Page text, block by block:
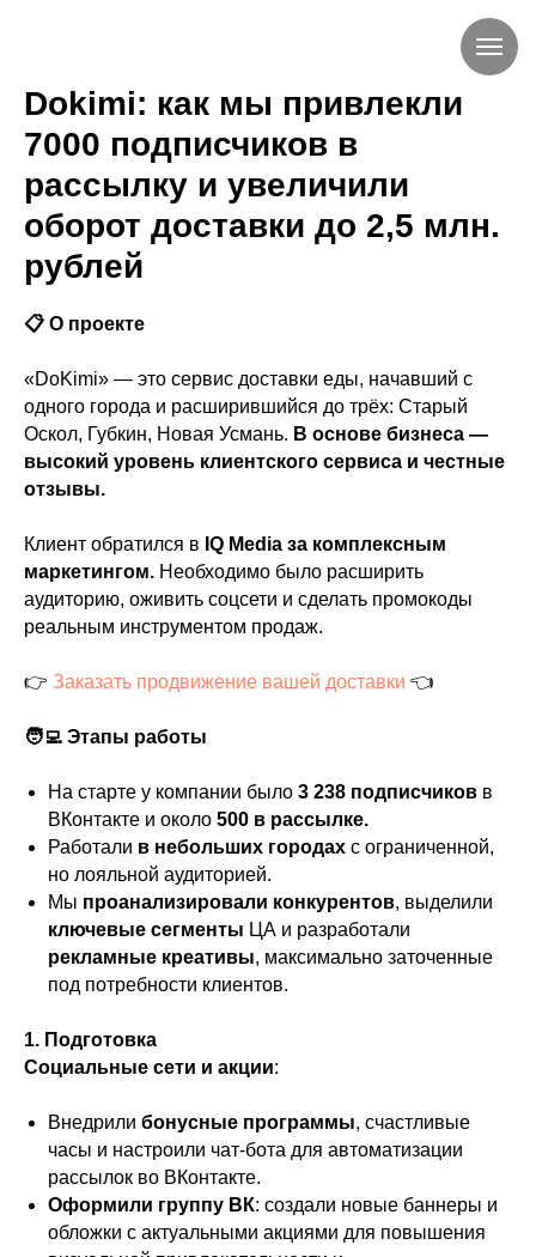
Dokimi: как мы привлекли
7000 подписчиков в
рассылку и увеличили
оборот доставки до 2,5 млн.
рублей
📋 О проекте
«DoKimi» — это сервис доставки еды, начавший с
одного города и расширившийся до трёх: Старый
Оскол, Губкин, Новая Усмань. В основе бизнеса —
высокий уровень клиентского сервиса и честные
отзывы.
Клиент обратился в IQ Media за комплексным
маркетингом. Необходимо было расширить
аудиторию, оживить соцсети и сделать промокоды
реальным инструментом продаж.
👉 Заказать продвижение вашей доставки 👈
🧑‍💻 Этапы работы
На старте у компании было 3 238 подписчиков в
ВКонтакте и около 500 в рассылке.
Работали в небольших городах с ограниченной,
но лояльной аудиторией.
Мы проанализировали конкурентов, выделили
ключевые сегменты ЦА и разработали
рекламные креативы, максимально заточенные
под потребности клиентов.
1. Подготовка
Социальные сети и акции:
Внедрили бонусные программы, счастливые
часы и настроили чат-бота для автоматизации
рассылок во ВКонтакте.
Оформили группу ВК: создали новые баннеры и
обложки с актуальными акциями для повышения